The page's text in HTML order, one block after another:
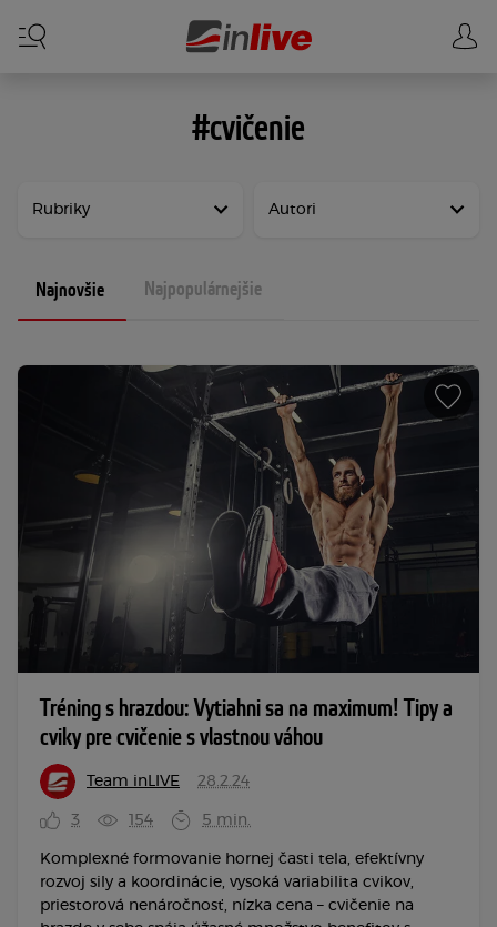
#cvičenie
Najnovšie Najpopulárnejšie
Tréning s hrazdou: Vytiahni sa na maximum! Tipy a
cviky pre cvičenie s vlastnou váhou
Team inLIVE 28.2.24
3 154 5 min.
Komplexné formovanie hornej časti tela, efektívny
rozvoj sily a koordinácie, vysoká variabilita cvikov,
priestorová nenáročnosť, nízka cena – cvičenie na
Rubriky Autori